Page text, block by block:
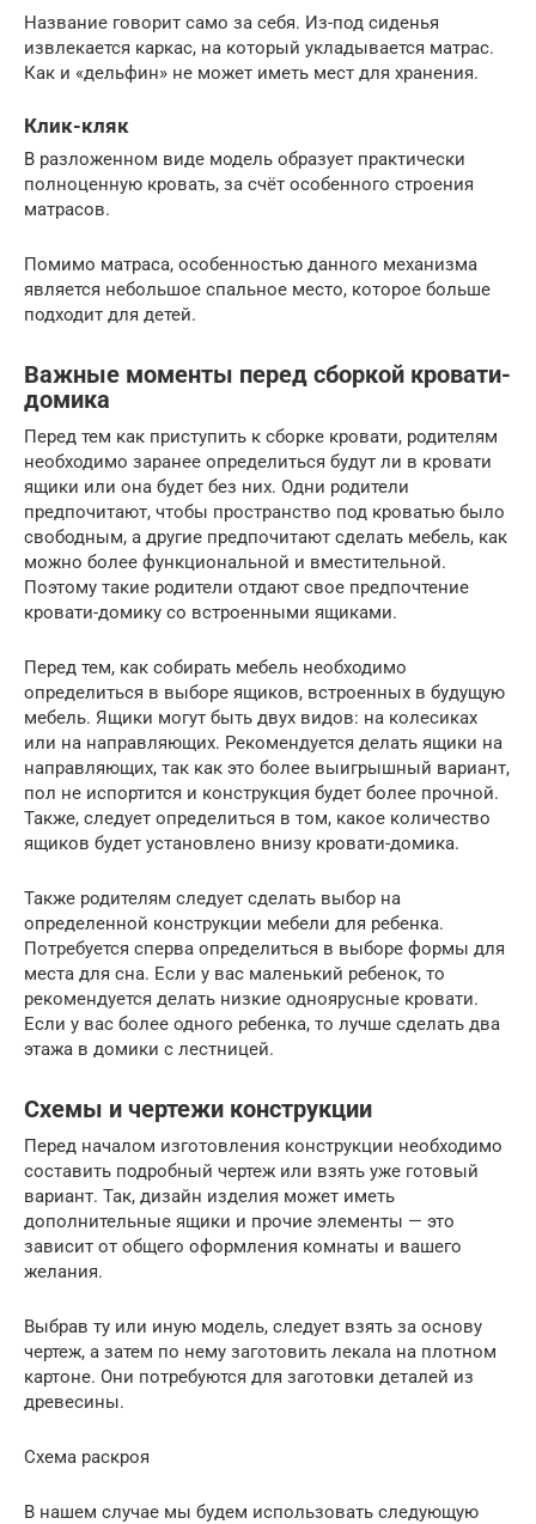
Название говорит само за себя. Из-под сиденья
извлекается каркас, на который укладывается матрас.
Как и «дельфин» не может иметь мест для хранения.
Клик-кляк
В разложенном виде модель образует практически
полноценную кровать, за счёт особенного строения
матрасов.
Помимо матраса, особенностью данного механизма
является небольшое спальное место, которое больше
подходит для детей.
Важные моменты перед сборкой кровати-
домика
Перед тем как приступить к сборке кровати, родителям
необходимо заранее определиться будут ли в кровати
ящики или она будет без них. Одни родители
предпочитают, чтобы пространство под кроватью было
свободным, а другие предпочитают сделать мебель, как
можно более функциональной и вместительной.
Поэтому такие родители отдают свое предпочтение
кровати-домику со встроенными ящиками.
Перед тем, как собирать мебель необходимо
определиться в выборе ящиков, встроенных в будущую
мебель. Ящики могут быть двух видов: на колесиках
или на направляющих. Рекомендуется делать ящики на
направляющих, так как это более выигрышный вариант,
пол не испортится и конструкция будет более прочной.
Также, следует определиться в том, какое количество
ящиков будет установлено внизу кровати-домика.
Также родителям следует сделать выбор на
определенной конструкции мебели для ребенка.
Потребуется сперва определиться в выборе формы для
места для сна. Если у вас маленький ребенок, то
рекомендуется делать низкие одноярусные кровати.
Если у вас более одного ребенка, то лучше сделать два
этажа в домики с лестницей.
Схемы и чертежи конструкции
Перед началом изготовления конструкции необходимо
составить подробный чертеж или взять уже готовый
вариант. Так, дизайн изделия может иметь
дополнительные ящики и прочие элементы — это
зависит от общего оформления комнаты и вашего
желания.
Выбрав ту или иную модель, следует взять за основу
чертеж, а затем по нему заготовить лекала на плотном
картоне. Они потребуются для заготовки деталей из
древесины.
Схема раскроя
В нашем случае мы будем использовать следующую